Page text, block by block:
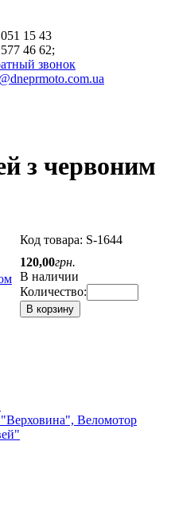
15 43
46 62;
звонок
з червоним
Код товара: S-1644
120,00грн.
В наличии
Количество:
В корзину
Веломотор